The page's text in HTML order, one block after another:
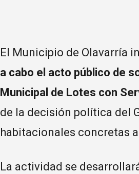
El Municipio de Olavarría
a cabo el acto público de
Municipal de Lotes con
de la decisión política del
habitacionales concretas
La actividad se